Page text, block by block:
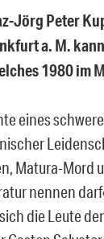
Jörg Peter
a. M.
1980 im
eines
Matura-Mord
nennen
die Leute